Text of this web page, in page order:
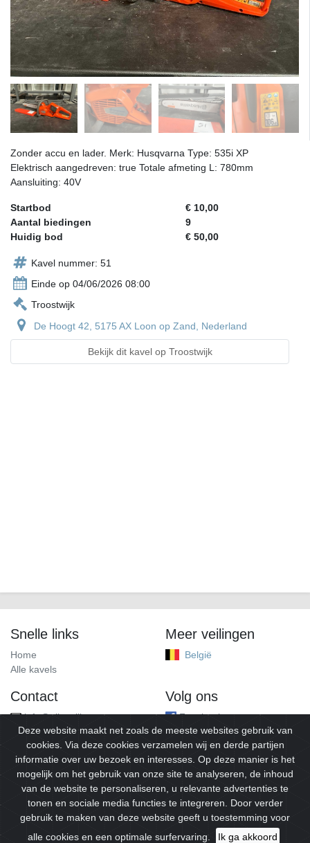
Zonder accu en lader. Merk: Husqvarna Type: 535i XP
Elektrisch aangedreven: true Totale afmeting L: 780mm
Aansluiting: 40V
Startbod
€ 10,00
Aantal biedingen
9
Huidig bod
€ 50,00
Kavel nummer: 51
Einde op 04/06/2026 08:00
Troostwijk
De Hoogt 42, 5175 AX Loon op Zand, Nederland
Bekijk dit kavel op Troostwijk
Snelle links
Home
Alle kavels
Meer veilingen
België
Contact
info@alleveilingen.net
Volg ons
Facebook
© 2026Alleveilingen.Alle rechten voorbehouden.
Deze website maakt net zoals de meeste websites gebruik van
cookies. Via deze cookies verzamelen wij en derde partijen
informatie over uw bezoek en interesses. Op deze manier is het
mogelijk om het gebruik van onze site te analyseren, de inhoud
van de website te personaliseren, u relevante advertenties te
tonen en sociale media functies te integreren. Door verder
gebruik te maken van deze website geeft u toestemming voor
alle cookies en een optimale surfervaring.
Ik ga akkoord